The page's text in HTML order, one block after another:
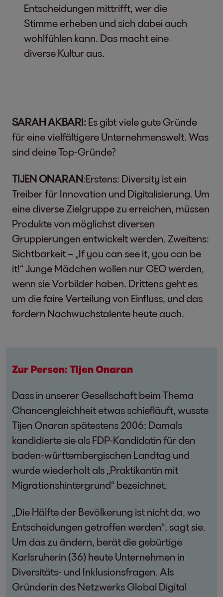
Entscheidungen mittrifft, wer die
Stimme erheben und sich dabei auch
wohlfühlen kann. Das macht eine
diverse Kultur aus.
SARAH AKBARI: Es gibt viele gute Gründe
für eine vielfältigere Unternehmenswelt. Was
sind deine Top-Gründe?
TIJEN ONARAN:Erstens: Diversity ist ein
Treiber für Innovation und Digitalisierung. Um
eine diverse Zielgruppe zu erreichen, müssen
Produkte von möglichst diversen
Gruppierungen entwickelt werden. Zweitens:
Sichtbarkeit – „If you can see it, you can be
it!“ Junge Mädchen wollen nur CEO werden,
wenn sie Vorbilder haben. Drittens geht es
um die faire Verteilung von Einfluss, und das
fordern Nachwuchstalente heute auch.
Zur Person: Tijen Onaran
Dass in unserer Gesellschaft beim Thema
Chancengleichheit etwas schiefläuft, wusste
Tijen Onaran spätestens 2006: Damals
kandidierte sie als FDP-Kandidatin für den
baden-württembergischen Landtag und
wurde wiederholt als „Praktikantin mit
Migrationshintergrund“ bezeichnet.
„Die Hälfte der Bevölkerung ist nicht da, wo
Entscheidungen getroffen werden“, sagt sie.
Um das zu ändern, berät die gebürtige
Karlsruherin (36) heute Unternehmen in
Diversitäts- und Inklusionsfragen. Als
Gründerin des Netzwerks Global Digital